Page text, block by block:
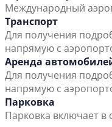
Международный
Транспорт
Для получения
напрямую с
Аренда
Для получения
напрямую с
Парковка
Парковка включает в